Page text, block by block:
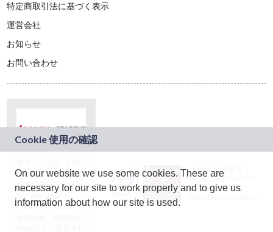
特定商取引法に基づく表示
運営会社
お知らせ
お問い合わせ
ドコモグループの新
規事業創出プログラ
ム「docomo
STARTUP」を通じて
JASRAC許諾番号：
9024936001Y45037
JASRAC許諾番号：
On our website we use some cookies. These are
necessary for our site to work properly and to give us
information about how our site is used.